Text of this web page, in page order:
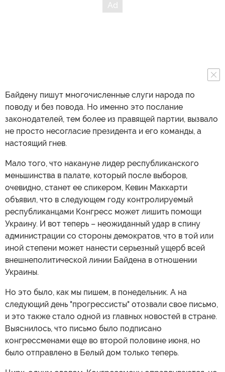
Байдену пишут многочисленные слуги народа по
поводу и без повода. Но именно это послание
законодателей, тем более из правящей партии, вызвало
не просто несогласие президента и его команды, а
настоящий гнев.
Мало того, что накануне лидер республиканского
меньшинства в палате, который после выборов,
очевидно, станет ее спикером, Кевин Маккарти
объявил, что в следующем году контролируемый
республиканцами Конгресс может лишить помощи
Украину. И вот теперь – неожиданный удар в спину
администрации со стороны демократов, что в той или
иной степени может нанести серьезный ущерб всей
внешнеполитической линии Байдена в отношении
Украины.
Но это было, как мы пишем, в понедельник. А на
следующий день "прогрессисты" отозвали свое письмо,
и это также стало одной из главных новостей в стране.
Выяснилось, что письмо было подписано
конгрессменами еще во второй половине июня, но
было отправлено в Белый дом только теперь.